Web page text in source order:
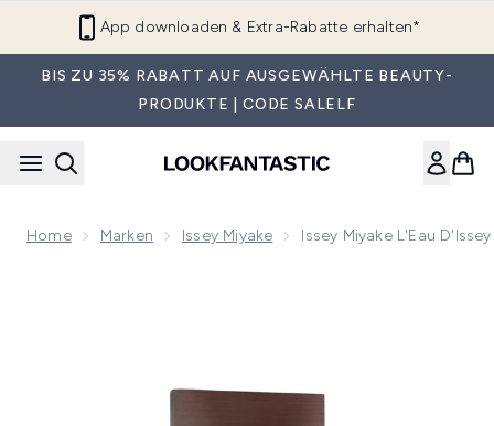
App downloaden & Extra-Rabatte erhalten*
BIS ZU 35% RABATT AUF AUSGEWÄHLTE BEAUTY-
PRODUKTE | CODE SALELF
Home Marken Issey Miyake Issey Miyake L'Eau